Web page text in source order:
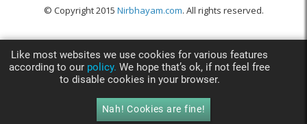
© Copyright 2015 Nirbhayam.com. All rights reserved.
Like most websites we use cookies for various features
according to our policy. We hope that’s ok, if not feel free
to disable cookies in your browser.
Nah! Cookies are fine!